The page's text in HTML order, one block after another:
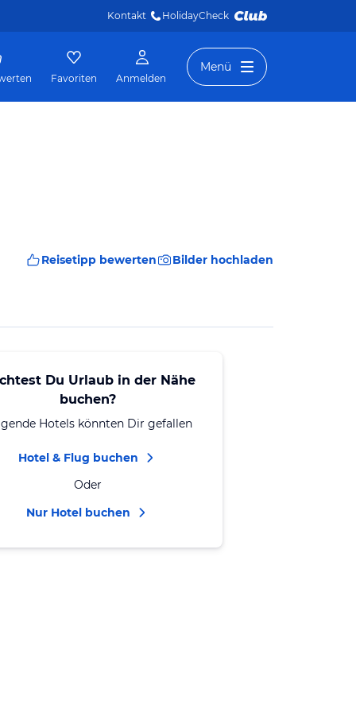
Kontakt HolidayCheck
Favoriten Anmelden
Menü
Reisetipp bewerten Bilder hochladen
Du Urlaub in der Nähe
buchen?
Hotels könnten Dir gefallen
Hotel & Flug buchen
Oder
Nur Hotel buchen